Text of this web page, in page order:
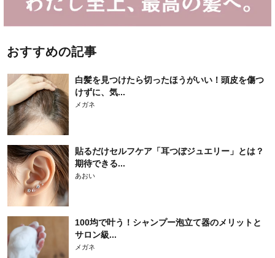
おすすめの記事
白髪を見つけたら切ったほうがいい！頭皮を傷つ
けずに、気...
メガネ
貼るだけセルフケア「耳つぼジュエリー」とは？
期待できる...
あおい
100均で叶う！シャンプー泡立て器のメリットと
サロン級...
メガネ